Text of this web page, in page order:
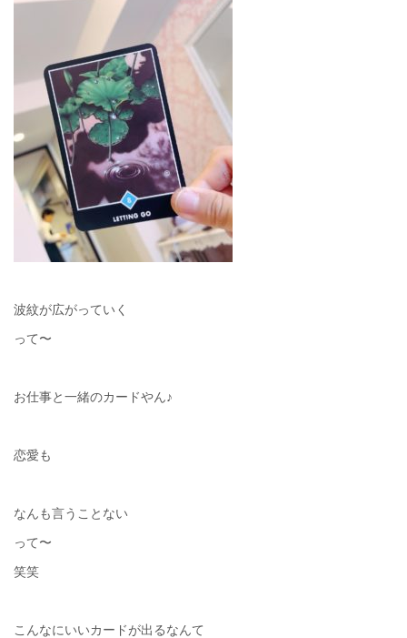
波紋が広がっていく
って〜
お仕事と一緒のカードやん♪
恋愛も
なんも言うことない
って〜
笑笑
こんなにいいカードが出るなんて